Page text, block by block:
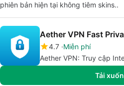
phiên bản hiện tại không tiêm skins..
Aether VPN Fast
4.7 Miễn phí
Aether VPN: Truy cập
Tải